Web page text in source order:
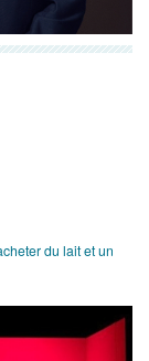
du lait et un